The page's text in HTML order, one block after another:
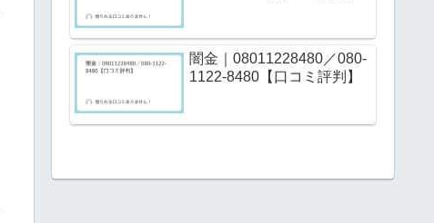
闇金｜08011228480／080-
1122-8480【口コミ評判】